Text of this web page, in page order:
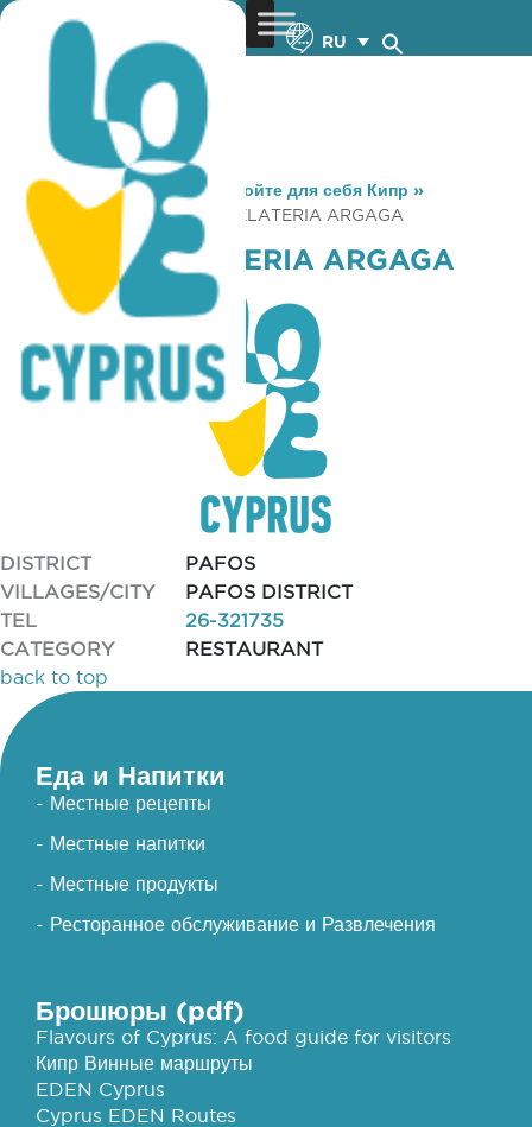
RU
You are here: Home »Откройте для себя Кипр »
Gastronomy
» DA VINCI GELATERIA ARGAGA
DA VINCI GELATERIA ARGAGA
DISTRICT
PAFOS
VILLAGES/CITY
PAFOS DISTRICT
TEL
26-321735
CATEGORY
RESTAURANT
back to top
Еда и Напитки
- Местные рецепты
- Местные напитки
- Местные продукты
- Ресторанное обслуживание и Развлечения
Брошюры (pdf)
Flavours of Cyprus: A food guide for visitors
Кипр Винные маршруты
EDEN Cyprus
Cyprus EDEN Routes